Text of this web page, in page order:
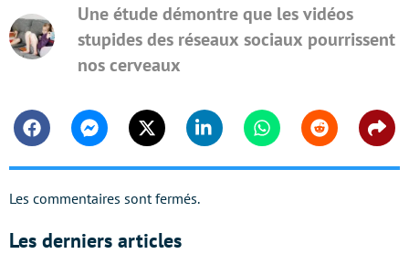
Une étude démontre que les vidéos
stupides des réseaux sociaux pourrissent
nos cerveaux
FacebookMessengerTwitter Linkedin WhatsappReddit
Les commentaires sont fermés.
Les derniers articles